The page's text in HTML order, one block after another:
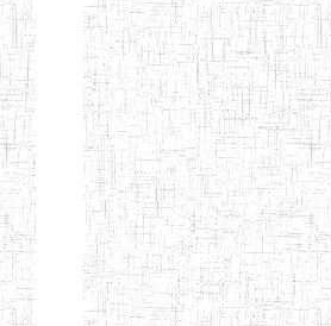
Afficher Page 11
ENIEG DE
GUIDER
10/
GTTC
FUNDONG
17/